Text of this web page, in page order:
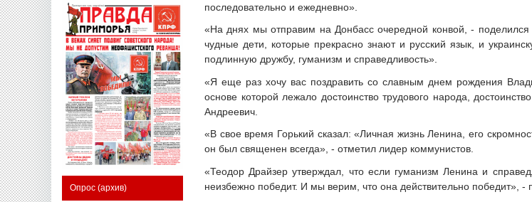
Опрос (архив)
последовательно и ежедневно».
«На днях мы отправим на Донбасс очередной конвой, -
чудные дети, которые прекрасно знают и русский язык, и
подлинную дружбу, гуманизм и справедливость».
«Я еще раз хочу вас поздравить со славным днем рождения
основе которой лежало достоинство трудового народа,
Андреевич.
«В свое время Горький сказал: «Личная жизнь Ленина, его
он был священен всегда», - отметил лидер коммунистов.
«Теодор Драйзер утверждал, что если гуманизм Ленина и
неизбежно победит. И мы верим, что она действительно победит», -